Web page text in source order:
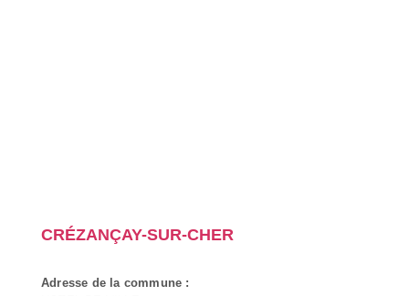
CRÉZANÇAY-SUR-CHER
Adresse de la commune :